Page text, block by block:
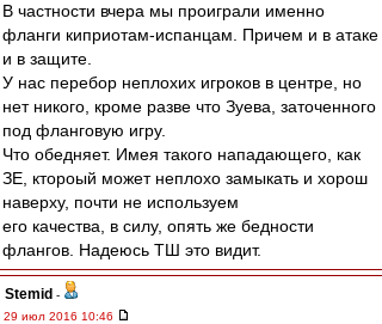
В частности вчера мы проиграли именно
фланги киприотам-испанцам. Причем и в атаке
и в защите.
У нас перебор неплохих игроков в центре, но
нет никого, кроме разве что Зуева, заточенного
под фланговую игру.
Что обедняет. Имея такого нападающего, как
ЗЕ, ктороый может неплохо замыкать и хорош
наверху, почти не используем
его качества, в силу, опять же бедности
флангов. Надеюсь ТШ это видит.
Stemid -
29 июл 2016 10:46